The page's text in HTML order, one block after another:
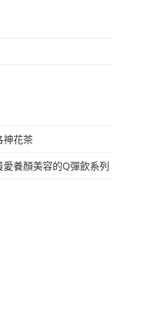
神花茶
養顏美容的Q彈飲系列